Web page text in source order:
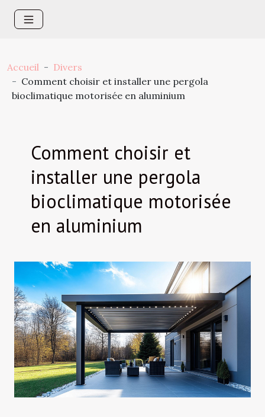
Accueil
Divers
Comment choisir et installer une pergola
bioclimatique motorisée en aluminium
Comment choisir et
installer une pergola
bioclimatique motorisée
en aluminium